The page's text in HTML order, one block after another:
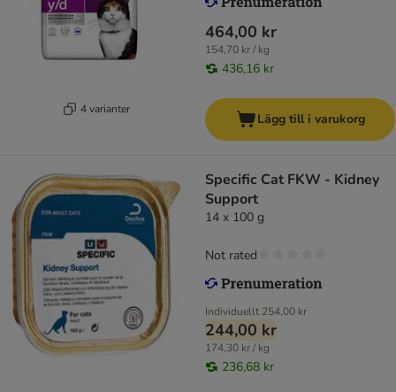
4 varianter
464,00 kr
154,70 kr / kg
436,16 kr
Lägg till i varukorg
Specific Cat FKW - Kidney
Support
14 x 100 g
Individuellt 254,00 kr
244,00 kr
174,30 kr / kg
236,68 kr
Not rated